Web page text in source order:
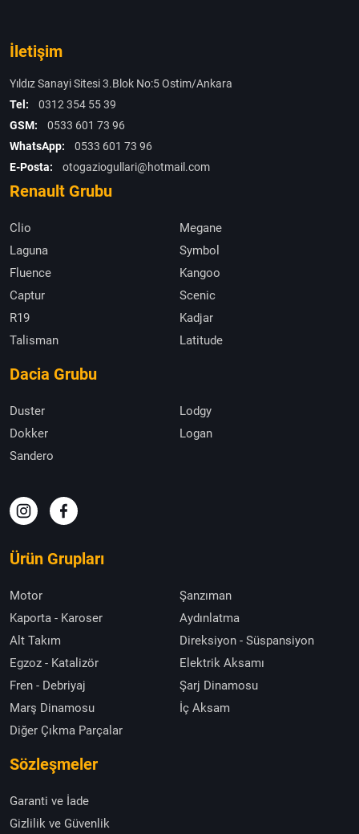
İletişim
Yıldız Sanayi Sitesi 3.Blok No:5 Ostim/Ankara
Tel:
0312 354 55 39
GSM:
0533 601 73 96
WhatsApp:
0533 601 73 96
E-Posta:
otogaziogullari@hotmail.com
Renault Grubu
Clio
Megane
Laguna
Symbol
Fluence
Kangoo
Captur
Scenic
R19
Kadjar
Talisman
Latitude
Dacia Grubu
Duster
Lodgy
Dokker
Logan
Sandero
Ürün Grupları
Motor
Şanzıman
Kaporta - Karoser
Aydınlatma
Alt Takım
Direksiyon - Süspansiyon
Egzoz - Katalizör
Elektrik Aksamı
Fren - Debriyaj
Şarj Dinamosu
Marş Dinamosu
İç Aksam
Diğer Çıkma Parçalar
Sözleşmeler
Garanti ve İade
Gizlilik ve Güvenlik